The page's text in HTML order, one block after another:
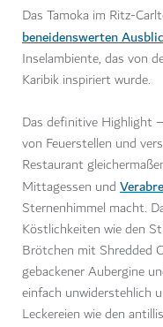
Das Tamoka im Ritz-
beneidenswerten
Inselambiente, das von
Karibik inspiriert wurde.
Das definitive Highlight
von Feuerstellen und
Restaurant
Mittagessen und
Sternenhimmel macht.
Köstlichkeiten wie den
Brötchen mit Shredded
gebackener Aubergine
einfach unwiderstehlich
Leckereien wie den